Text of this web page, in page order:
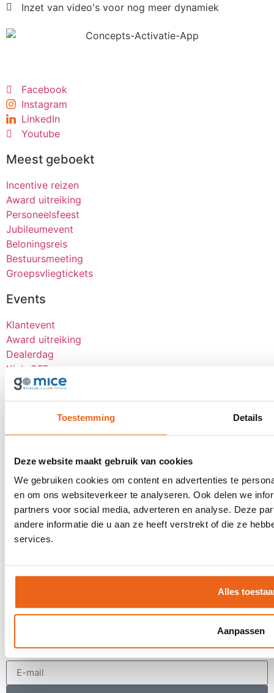
Toestemming Details
Deze website maakt gebruik van cookies
We gebruiken cookies om content en advertenties te
en om ons websiteverkeer te analyseren. Ook delen we
partners voor social media, adverteren en analyse. Deze
andere informatie die u aan ze heeft verstrekt of die ze
services.
Alles
Aanpassen
Inzet van video's voor nog meer dynamiek
Facebook
Instagram
LinkedIn
Youtube
Meest geboekt
Incentive reizen
Award uitreiking
Personeelsfeest
Jubileumevent
Beloningsreis
Bestuursmeeting
Groepsvliegtickets
Events
Klantevent
Award uitreiking
Dealerdag
Kick-OFF
Seminar
Bekijk alle
Over goMICE
Over ons
Werken bij
Digitale tools
Stretch-methode
Klantervaringen
MVO
Contact
Een keer per maand inspiratie ontvangen